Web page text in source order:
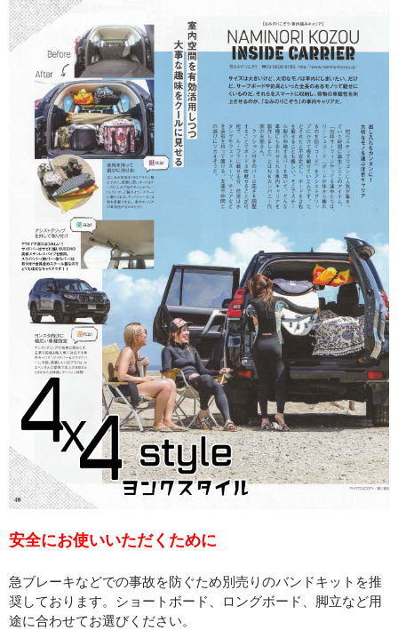
安全にお使いいただくために
急ブレーキなどでの事故を防ぐため別売りのバンドキットを推
奨しております。ショートボード、ロングボード、脚立など用
途に合わせてお選びください。